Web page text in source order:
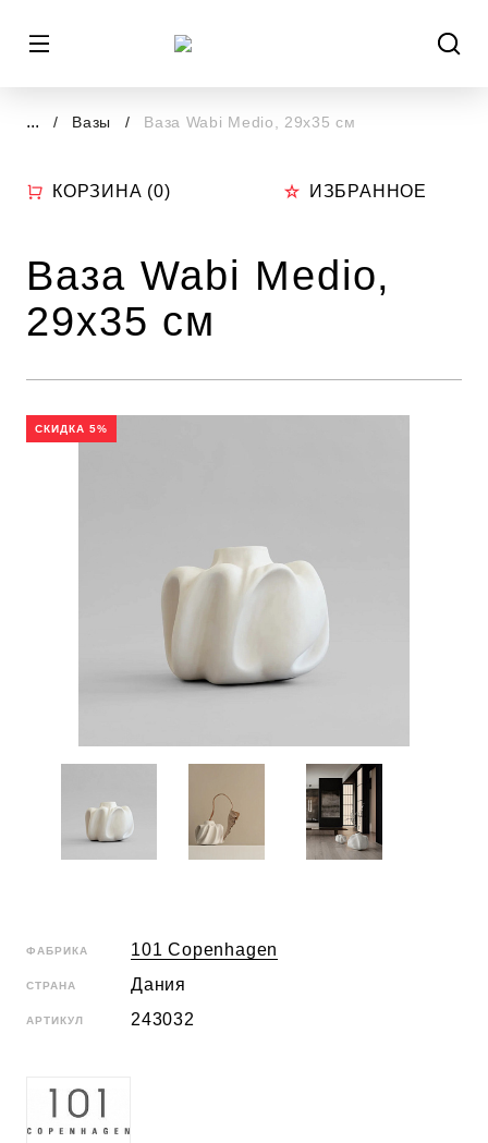
... Вазы Ваза Wabi Medio, 29х35 см
КОРЗИНА (0) ИЗБРАННОЕ
Ваза Wabi Medio,
29х35 см
СКИДКА 5%
ФАБРИКА 101 Copenhagen
СТРАНА Дания
АРТИКУЛ 243032